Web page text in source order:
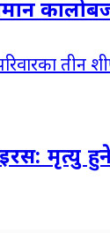
मृत्यु